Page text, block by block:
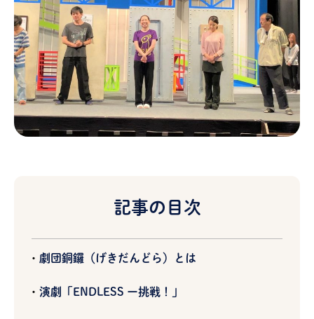
記事の目次
劇団銅鑼（げきだんどら）とは
演劇「ENDLESS ー挑戦！」